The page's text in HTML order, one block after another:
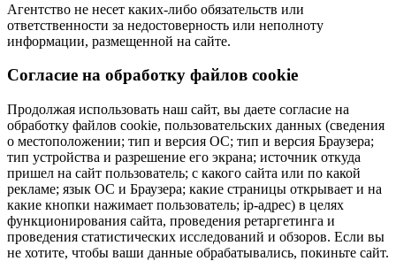
Агентство не несет каких-либо обязательств или
ответственности за недостоверность или неполноту
информации, размещенной на сайте.
Cогласие на обработку файлов cookie
Продолжая использовать наш сайт, вы даете согласие на
обработку файлов cookie, пользовательских данных (сведения
о местоположении; тип и версия ОС; тип и версия Браузера;
тип устройства и разрешение его экрана; источник откуда
пришел на сайт пользователь; с какого сайта или по какой
рекламе; язык ОС и Браузера; какие страницы открывает и на
какие кнопки нажимает пользователь; ip-адрес) в целях
функционирования сайта, проведения ретаргетинга и
проведения статистических исследований и обзоров. Если вы
не хотите, чтобы ваши данные обрабатывались, покиньте сайт.